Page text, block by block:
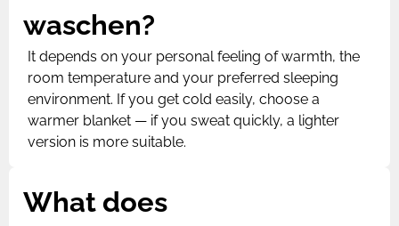
waschen?
It depends on your personal feeling of warmth, the
room temperature and your preferred sleeping
environment. If you get cold easily, choose a
warmer blanket — if you sweat quickly, a lighter
version is more suitable.
What does